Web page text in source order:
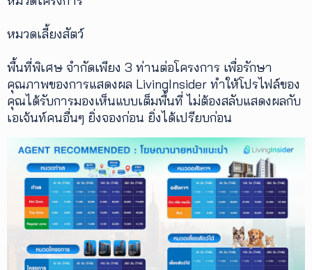
หมวดเลี้ยงสัตว์
พื้นที่พิเศษ จำกัดเพียง 3 ท่านต่อโครงการ เพื่อรักษา
คุณภาพของการแสดงผล LivingInsider ทำให้โปรไฟล์ของ
คุณได้รับการมองเห็นแบบเต็มพื้นที่ ไม่ต้องสลับแสดงผลกับ
เอเจ้นท์คนอื่นๆ ยิ่งจองก่อน ยิ่งได้เปรียบก่อน